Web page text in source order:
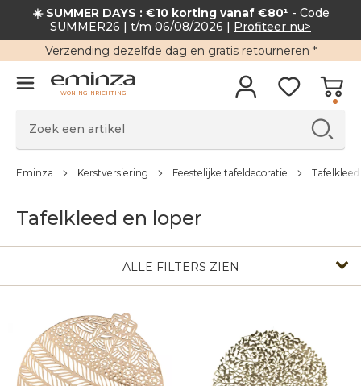
☀️ SUMMER DAYS : €10 korting vanaf €80¹ - Code
SUMMER26 | t/m 06/08/2026 | Profiteer nu>
Verzending dezelfde dag en gratis retourneren *
WONINGINRICHTING
Eminza Kerstversiering Feestelijke tafeldecoratie
Tafelkleed en loper
ALLE FILTERS ZIEN